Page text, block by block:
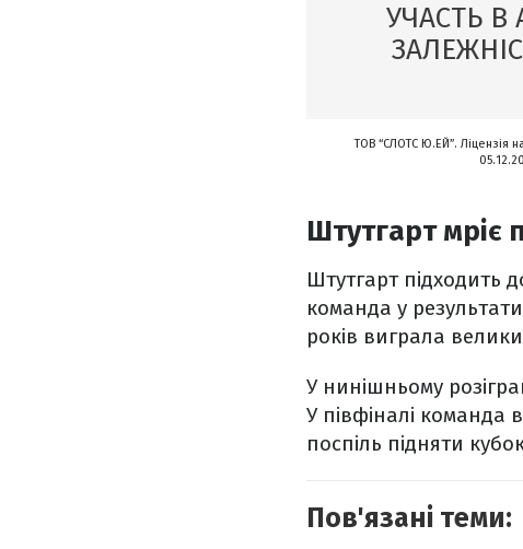
УЧАСТЬ В
ТОВ “СЛОТС Ю.ЕЙ”. Ліцензія
Штутгарт мріє
Штутгарт підходить
команда у
років виграла
У нинішньому
У півфіналі
поспіль підняти
Пов'язані теми: